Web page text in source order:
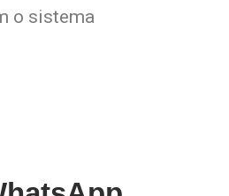
o sistema